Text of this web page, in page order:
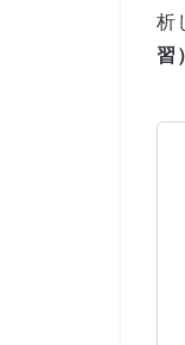
析
習